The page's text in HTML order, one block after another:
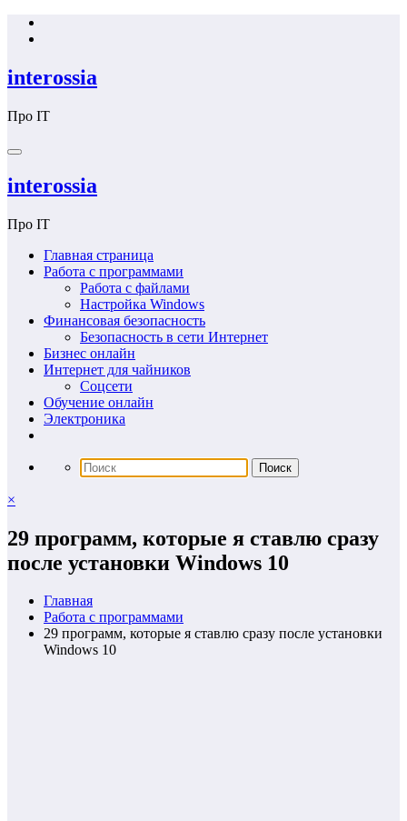
Перейти
interossia
Про IT
interossia
Про IT
Главная страница
Работа с программами
Работа с файлами
Настройка Windows
Финансовая безопасность
Безопасность в сети Интернет
Бизнес онлайн
Интернет для чайников
Соцсети
Обучение онлайн
Электроника
×
29 программ, которые я ставлю сразу
после установки Windows 10
Главная
Работа с программами
29 программ, которые я ставлю сразу после установки
Windows 10